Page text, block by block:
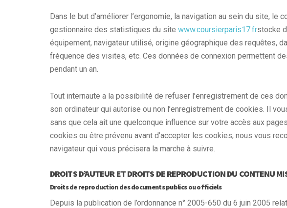
Dans le but d’améliorer l’ergonomie, la navigation au sein du site, le
gestionnaire des statistiques du site www.coursierparis17.frstocke
équipement, navigateur utilisé, origine géographique des requêtes,
fréquence des visites, etc. Ces données de connexion permettent
pendant un an.
Tout internaute a la possibilité de refuser l’enregistrement de ces
son ordinateur qui autorise ou non l’enregistrement de cookies. Il
sans que cela ait une quelconque influence sur votre accès aux
cookies ou être prévenu avant d’accepter les cookies, nous vous
navigateur qui vous précisera la marche à suivre.
DROITS D’AUTEUR ET DROITS DE REPRODUCTION DU CONTENU
Droits de reproduction des documents publics ou officiels
Depuis la publication de l’ordonnance n° 2005-650 du 6 juin 2005